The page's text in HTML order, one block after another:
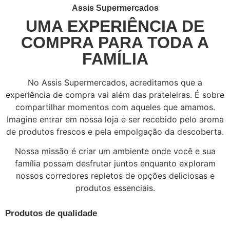
Assis Supermercados
UMA EXPERIÊNCIA DE
COMPRA PARA TODA A
FAMÍLIA
No Assis Supermercados, acreditamos que a
experiência de compra vai além das prateleiras. É sobre
compartilhar momentos com aqueles que amamos.
Imagine entrar em nossa loja e ser recebido pelo aroma
de produtos frescos e pela empolgação da descoberta.
Nossa missão é criar um ambiente onde você e sua
família possam desfrutar juntos enquanto exploram
nossos corredores repletos de opções deliciosas e
produtos essenciais.
Produtos de qualidade